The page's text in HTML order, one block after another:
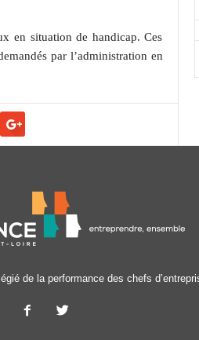
en situation de handicap. Ces
par l’administration en
de la performance des chefs